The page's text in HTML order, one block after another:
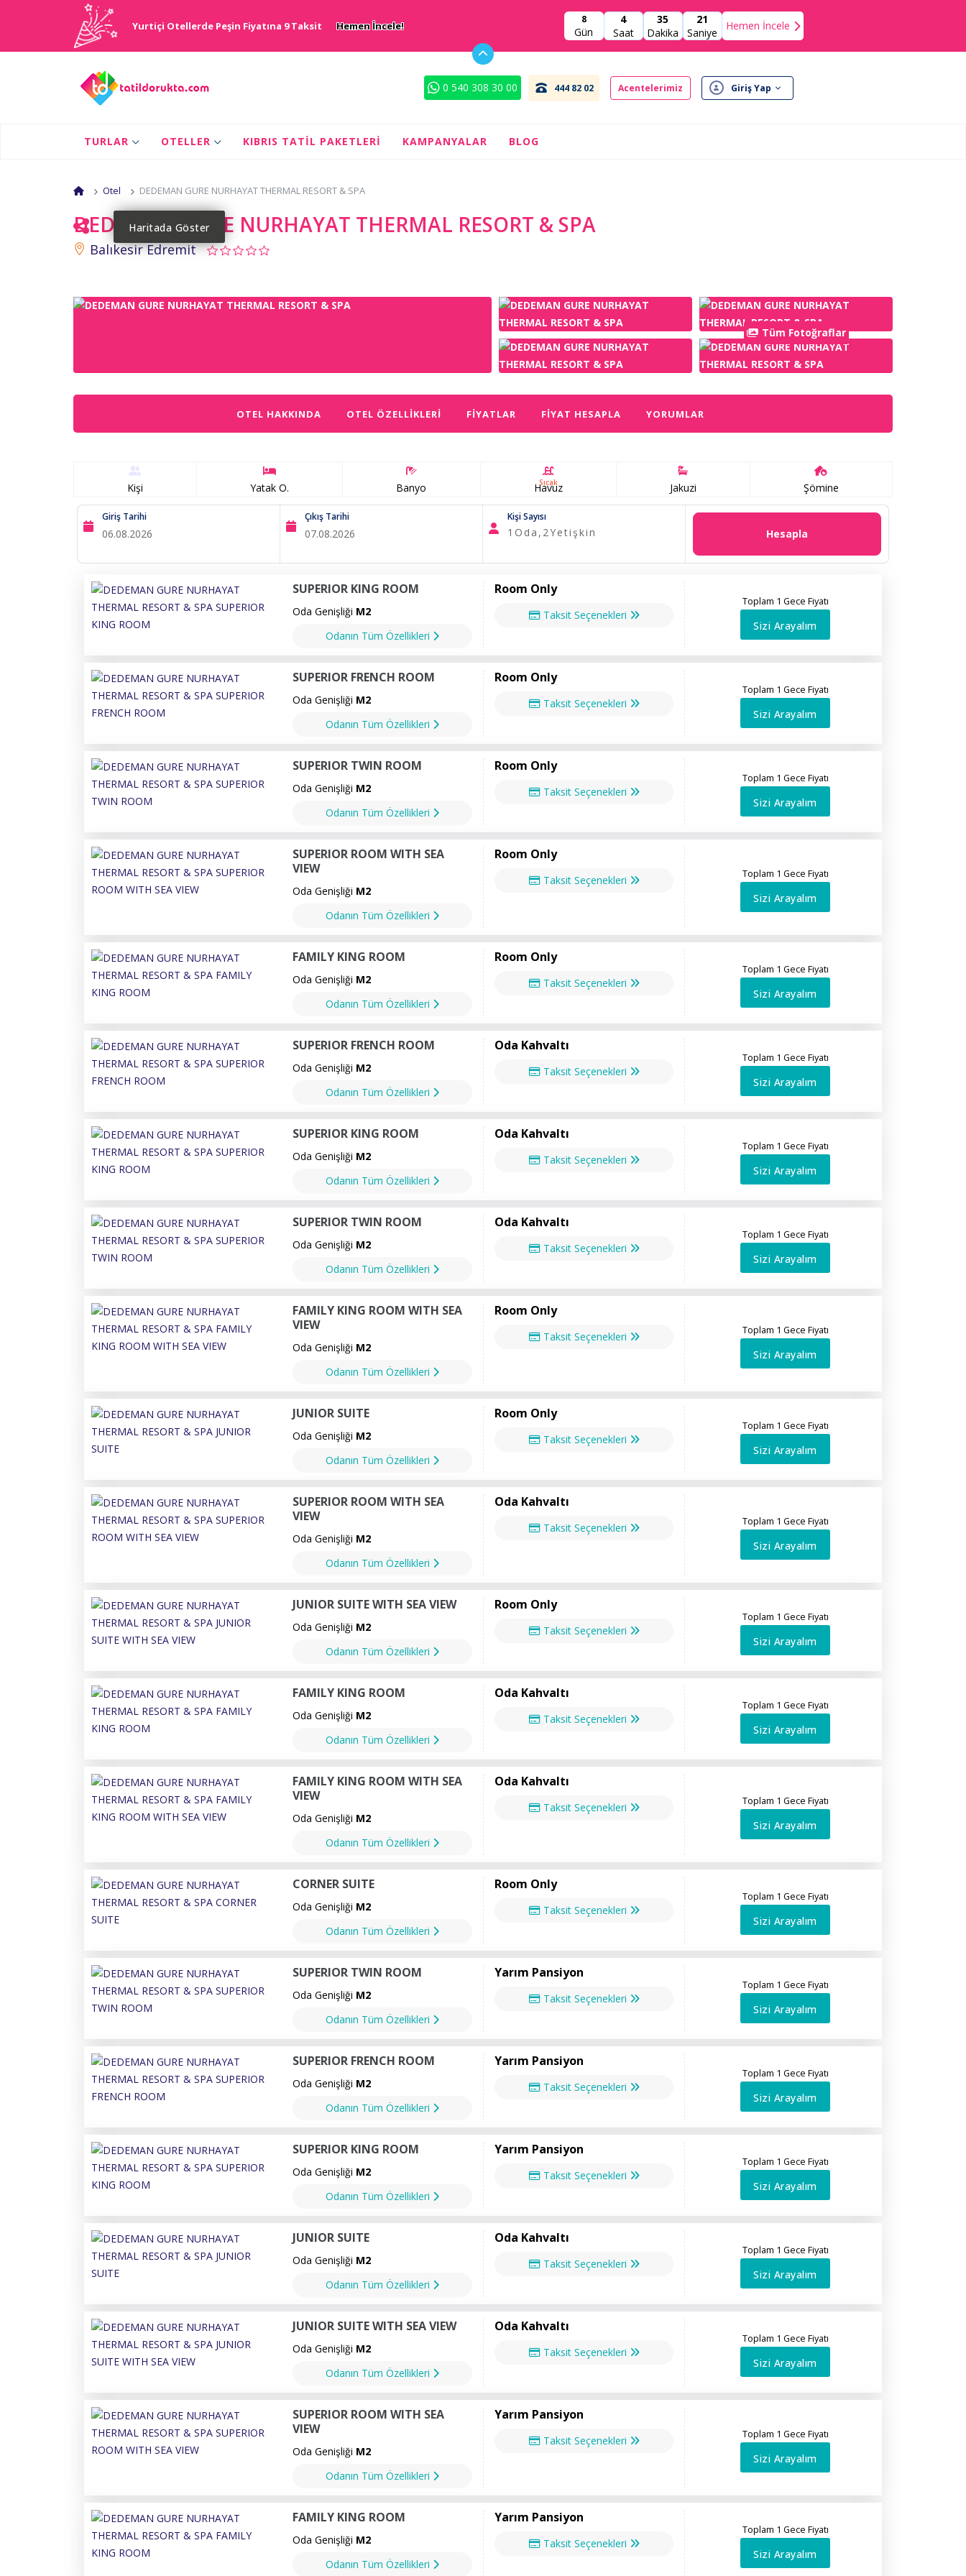
Yurtiçi Otellerde Peşin Fiyatına 9 Taksit Hemen İncele!
8
Gün
4
Saat
35
Dakika
20
Saniye
Hemen İncele
0 540 308 30 00 444 82 02 Acentelerimiz Giriş Yap
TURLAR OTELLER KIBRIS TATIL PAKETLERI KAMPANYALAR BLOG
Otel DEDEMAN GURE NURHAYAT THERMAL RESORT & SPA
DEDEMAN GURE NURHAYAT THERMAL RESORT & SPA
Haritada Göster
Balıkesir Edremit
Tüm Fotoğraflar
OTEL HAKKINDA OTEL ÖZELLIKLERI FIYATLAR FIYAT HESAPLA YORUMLAR
Kişi Yatak O. Banyo Sıcak
Havuz Jakuzi Şömine
Giriş Tarihi Çıkış Tarihi Kişi Sayısı
1 Oda, 2Yetişkin Hesapla
SUPERIOR KING ROOM
Oda Genişliği M2
Odanın Tüm Özellikleri
Room Only
Taksit Seçenekleri
Toplam 1 Gece Fiyatı
Sizi Arayalım
SUPERIOR FRENCH ROOM
Oda Genişliği M2
Odanın Tüm Özellikleri
Room Only
Taksit Seçenekleri
Toplam 1 Gece Fiyatı
Sizi Arayalım
SUPERIOR TWIN ROOM
Oda Genişliği M2
Odanın Tüm Özellikleri
Room Only
Taksit Seçenekleri
Toplam 1 Gece Fiyatı
Sizi Arayalım
SUPERIOR ROOM WITH SEA
VIEW
Oda Genişliği M2
Odanın Tüm Özellikleri
Room Only
Taksit Seçenekleri Toplam 1 Gece Fiyatı
Sizi Arayalım
FAMILY KING ROOM
Oda Genişliği M2
Odanın Tüm Özellikleri
Room Only
Taksit Seçenekleri
Toplam 1 Gece Fiyatı
Sizi Arayalım
SUPERIOR FRENCH ROOM
Oda Genişliği M2
Odanın Tüm Özellikleri
Oda Kahvaltı
Taksit Seçenekleri
Toplam 1 Gece Fiyatı
Sizi Arayalım
SUPERIOR KING ROOM
Oda Genişliği M2
Odanın Tüm Özellikleri
Oda Kahvaltı
Taksit Seçenekleri
Toplam 1 Gece Fiyatı
Sizi Arayalım
SUPERIOR TWIN ROOM
Oda Genişliği M2
Odanın Tüm Özellikleri
Oda Kahvaltı
Taksit Seçenekleri
Toplam 1 Gece Fiyatı
Sizi Arayalım
FAMILY KING ROOM WITH SEA
VIEW
Oda Genişliği M2
Odanın Tüm Özellikleri
Room Only
Taksit Seçenekleri Toplam 1 Gece Fiyatı
Sizi Arayalım
JUNIOR SUITE
Oda Genişliği M2
Odanın Tüm Özellikleri
Room Only
Taksit Seçenekleri
Toplam 1 Gece Fiyatı
Sizi Arayalım
SUPERIOR ROOM WITH SEA
VIEW
Oda Genişliği M2
Odanın Tüm Özellikleri
Oda Kahvaltı
Taksit Seçenekleri Toplam 1 Gece Fiyatı
Sizi Arayalım
JUNIOR SUITE WITH SEA VIEW
Oda Genişliği M2
Odanın Tüm Özellikleri
Room Only
Taksit Seçenekleri
Toplam 1 Gece Fiyatı
Sizi Arayalım
FAMILY KING ROOM
Oda Genişliği M2
Odanın Tüm Özellikleri
Oda Kahvaltı
Taksit Seçenekleri
Toplam 1 Gece Fiyatı
Sizi Arayalım
FAMILY KING ROOM WITH SEA
VIEW
Oda Genişliği M2
Odanın Tüm Özellikleri
Oda Kahvaltı
Taksit Seçenekleri Toplam 1 Gece Fiyatı
Sizi Arayalım
CORNER SUITE
Oda Genişliği M2
Odanın Tüm Özellikleri
Room Only
Taksit Seçenekleri
Toplam 1 Gece Fiyatı
Sizi Arayalım
SUPERIOR TWIN ROOM
Oda Genişliği M2
Odanın Tüm Özellikleri
Yarım Pansiyon
Taksit Seçenekleri
Toplam 1 Gece Fiyatı
Sizi Arayalım
SUPERIOR FRENCH ROOM
Oda Genişliği M2
Odanın Tüm Özellikleri
Yarım Pansiyon
Taksit Seçenekleri
Toplam 1 Gece Fiyatı
Sizi Arayalım
SUPERIOR KING ROOM
Oda Genişliği M2
Odanın Tüm Özellikleri
Yarım Pansiyon
Taksit Seçenekleri
Toplam 1 Gece Fiyatı
Sizi Arayalım
JUNIOR SUITE
Oda Genişliği M2
Odanın Tüm Özellikleri
Oda Kahvaltı
Taksit Seçenekleri
Toplam 1 Gece Fiyatı
Sizi Arayalım
JUNIOR SUITE WITH SEA VIEW
Oda Genişliği M2
Odanın Tüm Özellikleri
Oda Kahvaltı
Taksit Seçenekleri
Toplam 1 Gece Fiyatı
Sizi Arayalım
SUPERIOR ROOM WITH SEA
VIEW
Oda Genişliği M2
Odanın Tüm Özellikleri
Yarım Pansiyon
Taksit Seçenekleri Toplam 1 Gece Fiyatı
Sizi Arayalım
FAMILY KING ROOM
Oda Genişliği M2
Odanın Tüm Özellikleri
Yarım Pansiyon
Taksit Seçenekleri
Toplam 1 Gece Fiyatı
Sizi Arayalım